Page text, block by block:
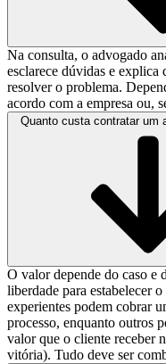
Na consulta, o advogado
esclarece dúvidas e explica
resolver o problema.
acordo com a empresa ou,
Quanto custa contratar um
O valor depende do caso e
liberdade para estabelecer
experientes podem cobrar
processo, enquanto outros
valor que o cliente receber
vitória). Tudo deve ser